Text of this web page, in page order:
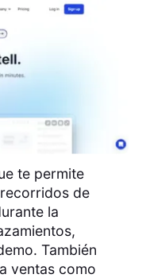
te permite
de
la
También
ventas como